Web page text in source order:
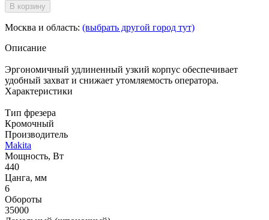
В корзину
Москва и область: (выбрать другой город тут)
Описание
Эргономичный удлиненный узкий корпус обеспечивает
удобный захват и снижает утомляемость оператора.
Характеристики
Тип фрезера
Кромочный
Производитель
Makita
Мощность, Вт
440
Цанга, мм
6
Обороты
35000